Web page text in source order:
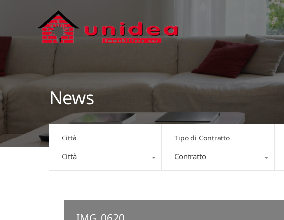
News
Città
Città
Tipo di Contratto
Contratto